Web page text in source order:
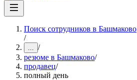
Поиск сотрудников в Башмаково
/
... /
резюме в Башмаково/
продавец/
полный день